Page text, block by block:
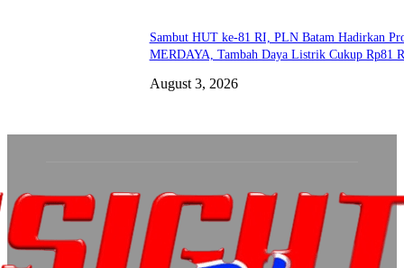
Sambut HUT ke-81 RI, PLN Batam Hadirkan
MERDAYA, Tambah Daya Listrik Cukup Rp81
August 3, 2026